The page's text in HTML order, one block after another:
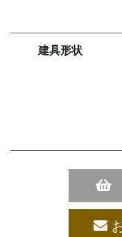
建具形状